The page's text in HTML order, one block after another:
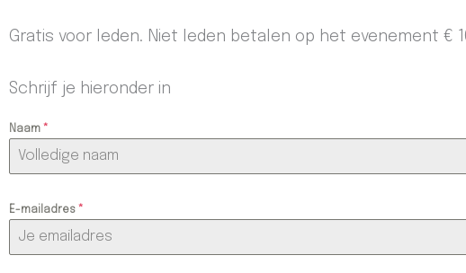
Gratis voor leden. Niet leden betalen op het evenement €
Schrijf je hieronder in
Naam *
E-mailadres *